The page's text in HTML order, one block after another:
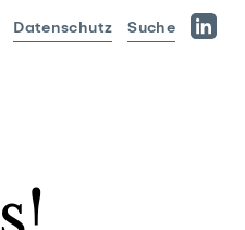
Datenschutz
Suche